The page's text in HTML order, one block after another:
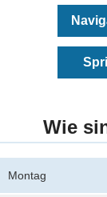
Wie
Montag